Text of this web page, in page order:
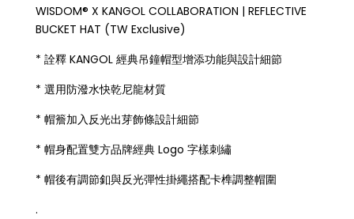
WISDOM® X KANGOL COLLABORATION | REFLECTIVE
BUCKET HAT (TW Exclusive)
* 詮釋 KANGOL 經典吊鐘帽型增添功能與設計細節
* 選用防潑水快乾尼龍材質
* 帽簷加入反光出芽飾條設計細節
* 帽身配置雙方品牌經典 Logo 字樣刺繡
* 帽後有調節釦與反光彈性掛繩搭配卡榫調整帽圍
.